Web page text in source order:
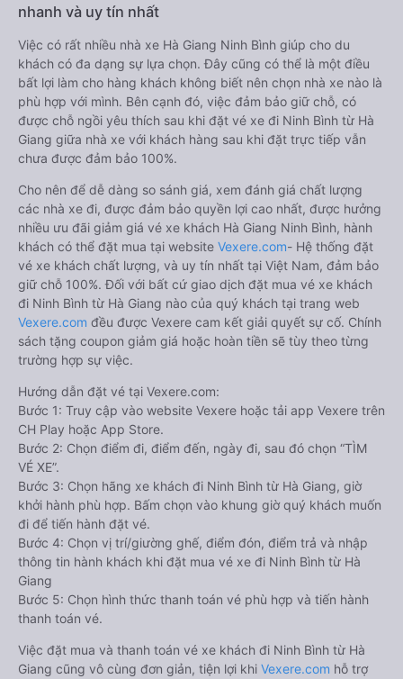
nhanh và uy tín nhất
Việc có rất nhiều nhà xe Hà Giang Ninh Bình giúp cho du
khách có đa dạng sự lựa chọn. Đây cũng có thể là một điều
bất lợi làm cho hàng khách không biết nên chọn nhà xe nào là
phù hợp với mình. Bên cạnh đó, việc đảm bảo giữ chỗ, có
được chỗ ngồi yêu thích sau khi đặt vé xe đi Ninh Bình từ Hà
Giang giữa nhà xe với khách hàng sau khi đặt trực tiếp vẫn
chưa được đảm bảo 100%.
Cho nên để dễ dàng so sánh giá, xem đánh giá chất lượng
các nhà xe đi, được đảm bảo quyền lợi cao nhất, được hưởng
nhiều ưu đãi giảm giá vé xe khách Hà Giang Ninh Bình, hành
khách có thể đặt mua tại website Vexere.com- Hệ thống đặt
vé xe khách chất lượng, và uy tín nhất tại Việt Nam, đảm bảo
giữ chỗ 100%. Đối với bất cứ giao dịch đặt mua vé xe khách
đi Ninh Bình từ Hà Giang nào của quý khách tại trang web
Vexere.com đều được Vexere cam kết giải quyết sự cố. Chính
sách tặng coupon giảm giá hoặc hoàn tiền sẽ tùy theo từng
trường hợp sự việc.
Hướng dẫn đặt vé tại Vexere.com:
Bước 1: Truy cập vào website Vexere hoặc tải app Vexere trên
CH Play hoặc App Store.
Bước 2: Chọn điểm đi, điểm đến, ngày đi, sau đó chọn “TÌM
VÉ XE”.
Bước 3: Chọn hãng xe khách đi Ninh Bình từ Hà Giang, giờ
khởi hành phù hợp. Bấm chọn vào khung giờ quý khách muốn
đi để tiến hành đặt vé.
Bước 4: Chọn vị trí/giường ghế, điểm đón, điểm trả và nhập
thông tin hành khách khi đặt mua vé xe đi Ninh Bình từ Hà
Giang
Bước 5: Chọn hình thức thanh toán vé phù hợp và tiến hành
thanh toán vé.
Việc đặt mua và thanh toán vé xe khách đi Ninh Bình từ Hà
Giang cũng vô cùng đơn giản, tiện lợi khi Vexere.com hỗ trợ